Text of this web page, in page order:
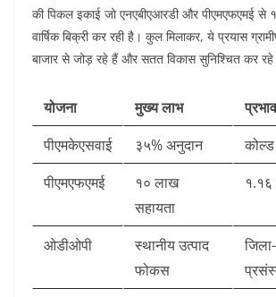
की पिकल इकाई जो एनएबीएआरडी और पीएमएफएमई से
वार्षिक बिक्री कर रही है। कुल मिलाकर, ये प्रयास
बाजार से जोड़ रहे हैं और सतत विकास सुनिश्चित कर
योजना मुख्य लाभ
प्रभाव
पीएमकेएसवाई
३५% अनुदान
पीएमएफएमई
१० लाख
सहायता
१.१६
ओडीओपी
स्थानीय उत्पाद
फोकस